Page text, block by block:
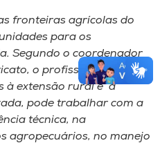
fronteiras agrícolas do
para os
Segundo o coordenador
o profissional pode
à extensão rural e à
pode trabalhar com a
técnica, na
agropecuários, no manejo